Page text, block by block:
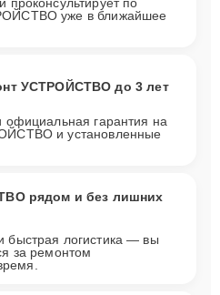
уже в ближайшее
УСТРОЙСТВО до 3 лет
официальная гарантия на
и установленные
рядом и без лишних
быстрая логистика — вы
за ремонтом